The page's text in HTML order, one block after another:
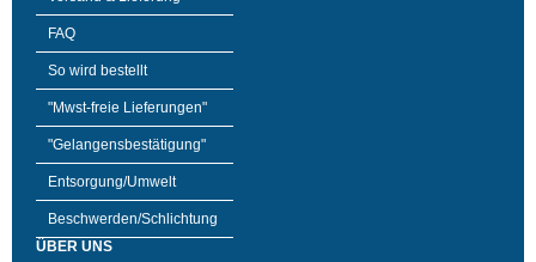
FAQ
So wird bestellt
"Mwst-freie Lieferungen"
"Gelangensbestätigung"
Entsorgung/Umwelt
Beschwerden/Schlichtung
ÜBER UNS